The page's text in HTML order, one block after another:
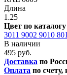
Длина
1.25
Цвет по
3011 9002 9010
В наличии
495 руб.
Доставка по
Оплата по